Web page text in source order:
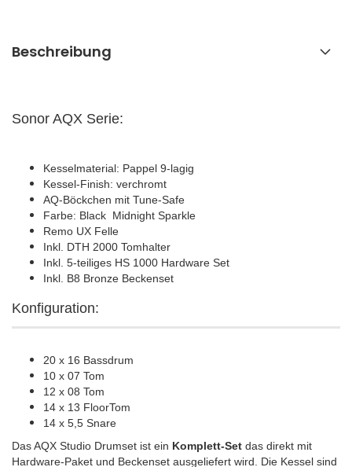
Beschreibung
Sonor AQX Serie:
Kesselmaterial: Pappel 9-lagig
Kessel-Finish: verchromt
AQ-Böckchen mit Tune-Safe
Farbe: Black Midnight Sparkle
Remo UX Felle
Inkl. DTH 2000 Tomhalter
Inkl. 5-teiliges HS 1000 Hardware Set
Inkl. B8 Bronze Beckenset
Konfiguration:
20 x 16 Bassdrum
10 x 07 Tom
12 x 08 Tom
14 x 13 FloorTom
14 x 5,5 Snare
Das AQX Studio Drumset ist ein Komplett-Set das direkt mit
Hardware-Paket und Beckenset ausgeliefert wird. Die Kessel sind